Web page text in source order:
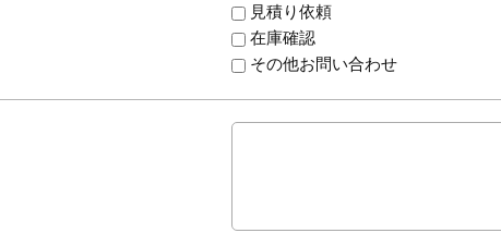
見積り依頼
在庫確認
その他お問い合わせ